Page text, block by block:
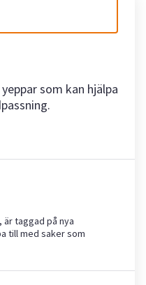
som kan hjälpa
är taggad på nya
till med saker som